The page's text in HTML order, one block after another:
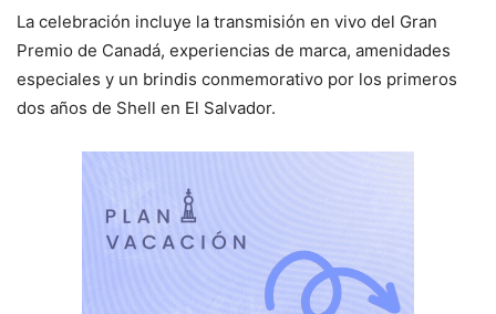
La celebración incluye la transmisión en vivo del Gran
Premio de Canadá, experiencias de marca, amenidades
especiales y un brindis conmemorativo por los primeros
dos años de Shell en El Salvador.